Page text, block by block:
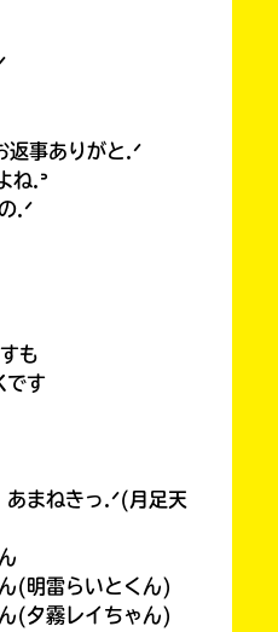
返事ありがと.ᐟ
ね.ᐣ
.ᐟ
も
です
ねきっ.ᐟ(月足天
明雷らいとくん)
夕霧レイちゃん)